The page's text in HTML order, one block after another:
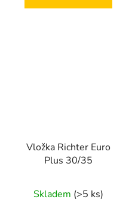
Vložka Richter Euro
Plus 30/35
Skladem (>5 ks)